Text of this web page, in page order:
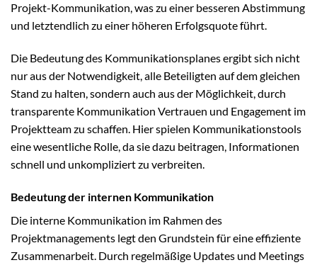
Projekt-Kommunikation, was zu einer besseren Abstimmung
und letztendlich zu einer höheren Erfolgsquote führt.
Die Bedeutung des Kommunikationsplanes ergibt sich nicht
nur aus der Notwendigkeit, alle Beteiligten auf dem gleichen
Stand zu halten, sondern auch aus der Möglichkeit, durch
transparente Kommunikation Vertrauen und Engagement im
Projektteam zu schaffen. Hier spielen Kommunikationstools
eine wesentliche Rolle, da sie dazu beitragen, Informationen
schnell und unkompliziert zu verbreiten.
Bedeutung der internen Kommunikation
Die interne Kommunikation im Rahmen des
Projektmanagements legt den Grundstein für eine effiziente
Zusammenarbeit. Durch regelmäßige Updates und Meetings